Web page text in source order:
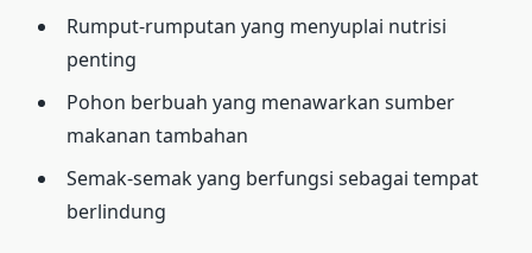
Rumput-rumputan yang menyuplai nutrisi
penting
Pohon berbuah yang menawarkan sumber
makanan tambahan
Semak-semak yang berfungsi sebagai tempat
berlindung